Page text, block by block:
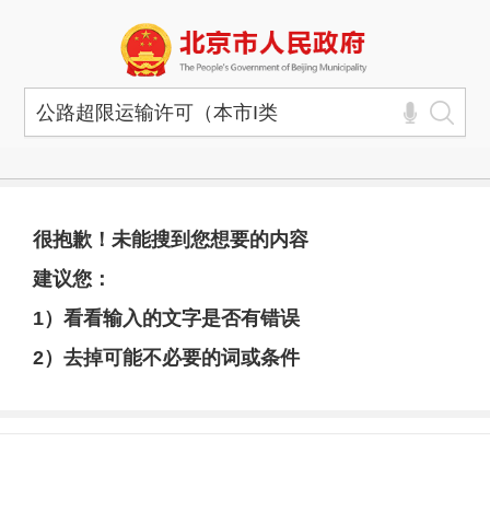
很抱歉！未能搜到您想要的内容
建议您：
1）看看输入的文字是否有错误
2）去掉可能不必要的词或条件